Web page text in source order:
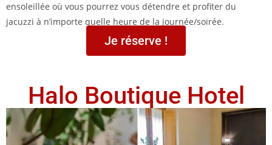
ensoleillée où vous pourrez vous détendre et profiter du
jacuzzi à n’importe quelle heure de la journée/soirée.
Je réserve !
Halo Boutique Hotel